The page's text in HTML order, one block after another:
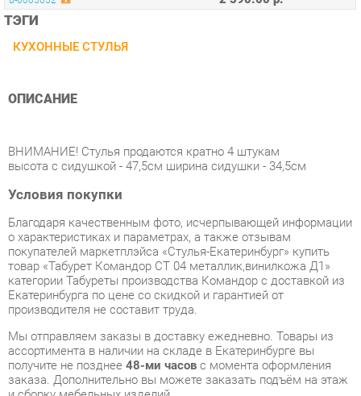
высота с сидушкой - 47,5см ширина сидушки - 34,5см
Благодаря качественным фото, исчерпывающей информации
о характеристиках и параметрах, а также отзывам
товар «Табурет Командор СТ 04 металлик,винилкожа Д1»
Екатеринбурга по цене со скидкой и гарантией от
производителя не составит труда.
Мы отправляем заказы в доставку ежедневно. Товары из
ассортимента в наличии на складе в Екатеринбурге вы
получите не позднее48-ми часовс момента оформления
заказа. Дополнительно вы можете заказать подъём на этаж
и сборку мебельных изделий.
Срок доставки в другие регионы, и для товаров, находящихся
на складах производителей, рассчитывается индивидуально.
Уточнить наличие, срок и стоимость доставки вы можете
через формуобратной связи.